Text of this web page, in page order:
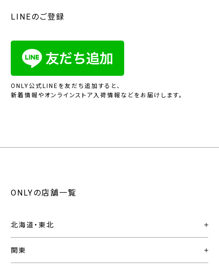
LINEのご登録
ONLY公式LINEを友だち追加すると、
新着情報やオンラインストア入荷情報などをお届けします。
ONLYの店舗一覧
北海道・東北
関東